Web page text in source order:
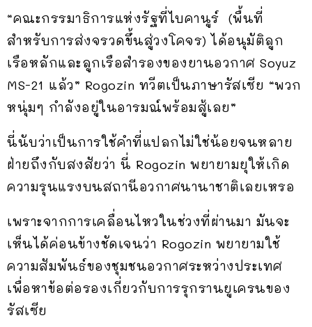
“คณะกรรมาธิการแห่งรัฐที่ไบคานูร์ (พื้นที่
สำหรับการส่งจรวดขึ้นสู่วงโคจร) ได้อนุมัติลูก
เรือหลักและลูกเรือสำรองของยานอวกาศ Soyuz
MS-21 แล้ว” Rogozin ทวีตเป็นภาษารัสเซีย “พวก
หนุ่มๆ กำลังอยู่ในอารมณ์พร้อมสู้เลย”
นี่นับว่าเป็นการใช้คำที่แปลกไม่ใช่น้อยจนหลาย
ฝ่ายถึงกับสงสัยว่า นี่ Rogozin พยายามยุให้เกิด
ความรุนแรงบนสถานีอวกาศนานาชาติเลยเหรอ
เพราะจากการเคลื่อนไหวในช่วงที่ผ่านมา มันจะ
เห็นได้ค่อนข้างชัดเจนว่า Rogozin พยายามใช้
ความสัมพันธ์ของชุมชนอวกาศระหว่างประเทศ
เพื่อหาข้อต่อรองเกี่ยวกับการรุกรานยูเครนของ
รัสเซีย